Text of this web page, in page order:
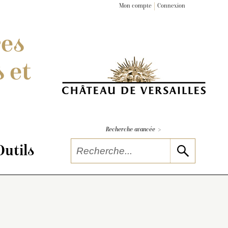
Mon compte Connexion
et
Recherche avancée >